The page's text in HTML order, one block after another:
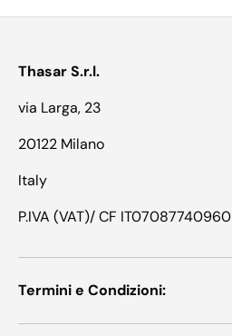
Thasar S.r.l.
via Larga, 23
20122 Milano
Italy
P.IVA (VAT)/ CF IT07087740960
Termini e Condizioni: